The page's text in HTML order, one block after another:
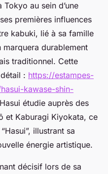
au sein d’une
premières influences
kabuki, lié à sa famille
marquera durablement
traditionnel. Cette
: https://estampes-
kawase-shin-
étudie auprès des
et Kaburagi Kiyokata, ce
illustrant sa
énergie artistique.
décisif lors de sa